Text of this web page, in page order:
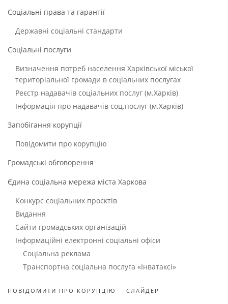
Соціальні права та гарантії
Державні соціальні стандарти
Соціальні послуги
Визначення потреб населення Харківської міської
територіальної громади в соціальних послугах
Реєстр надавачів соціальних послуг (м.Харків)
Інформація про надавачів соц.послуг (м.Харків)
Запобігання корупції
Повідомити про корупцію
Громадські обговорення
Єдина соціальна мережа міста Харкова
Конкурс соціальних проєктів
Видання
Сайти громадських організацій
Інформаційні електронні соціальні офіси
Соціальна реклама
Транспортна соціальна послуга «Інватаксі»
ПОВІДОМИТИ ПРО КОРУПЦІЮ СЛАЙДЕР